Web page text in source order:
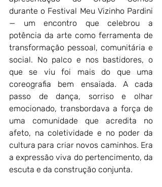
durante o Festival Meu Vizinho Pardini
— um encontro que celebrou a
potência da arte como ferramenta de
transformação pessoal, comunitária e
social. No palco e nos bastidores, o
que se viu foi mais do que uma
coreografia bem ensaiada. A cada
passo de dança, sorriso e olhar
emocionado, transbordava a força de
uma comunidade que acredita no
afeto, na coletividade e no poder da
cultura para criar novos caminhos. Era
a expressão viva do pertencimento, da
escuta e da construção conjunta.